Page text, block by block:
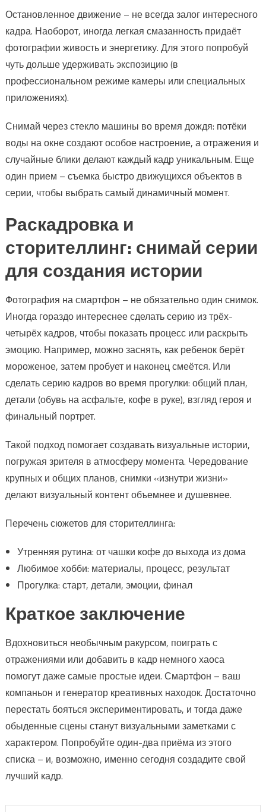
Остановленное движение – не всегда залог интересного
кадра. Наоборот, иногда легкая смазанность придаёт
фотографии живость и энергетику. Для этого попробуй
чуть дольше удерживать экспозицию (в
профессиональном режиме камеры или специальных
приложениях).
Снимай через стекло машины во время дождя: потёки
воды на окне создают особое настроение, а отражения и
случайные блики делают каждый кадр уникальным. Еще
один прием – съемка быстро движущихся объектов в
серии, чтобы выбрать самый динамичный момент.
Раскадровка и
сторителлинг: снимай серии
для создания истории
Фотография на смартфон – не обязательно один снимок.
Иногда гораздо интереснее сделать серию из трёх-
четырёх кадров, чтобы показать процесс или раскрыть
эмоцию. Например, можно заснять, как ребенок берёт
мороженое, затем пробует и наконец смеётся. Или
сделать серию кадров во время прогулки: общий план,
детали (обувь на асфальте, кофе в руке), взгляд героя и
финальный портрет.
Такой подход помогает создавать визуальные истории,
погружая зрителя в атмосферу момента. Чередование
крупных и общих планов, снимки «изнутри жизни»
делают визуальный контент объемнее и душевнее.
Перечень сюжетов для сторителлинга:
Утренняя рутина: от чашки кофе до выхода из дома
Любимое хобби: материалы, процесс, результат
Прогулка: старт, детали, эмоции, финал
Краткое заключение
Вдохновиться необычным ракурсом, поиграть с
отражениями или добавить в кадр немного хаоса
помогут даже самые простые идеи. Смартфон – ваш
компаньон и генератор креативных находок. Достаточно
перестать бояться экспериментировать, и тогда даже
обыденные сцены станут визуальными заметками с
характером. Попробуйте один-два приёма из этого
списка – и, возможно, именно сегодня создадите свой
лучший кадр.